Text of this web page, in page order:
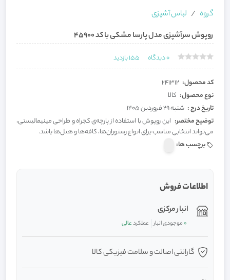
گروه
لباس آشپزی
روپوش سرآشپزی مدل پارسا مشکی با کد 45900
0دیدگاه 155بازدید
کد محصول: 241312
نوع محصول: کالا
تاریخ درج : شنبه 29 فروردین 1405
توضیح مختصر: این روپوش با استفاده از پارچه‌ی کجراه و طراحی مینیمالیستی،
می‌تواند انتخابی مناسب برای انواع رستوران‌ها، کافه‌ها و هتل‌ها باشد.
برچسب ها:
اطلاعات فروش
انبار مرکزی
0موجودی انبار عملکردعالی
گارانتی اصالت و سلامت فیزیکی کالا